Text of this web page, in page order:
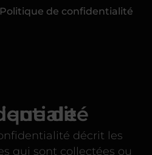
Politique de confidentialité
confidentialité
décrit les
qui sont collectées ou